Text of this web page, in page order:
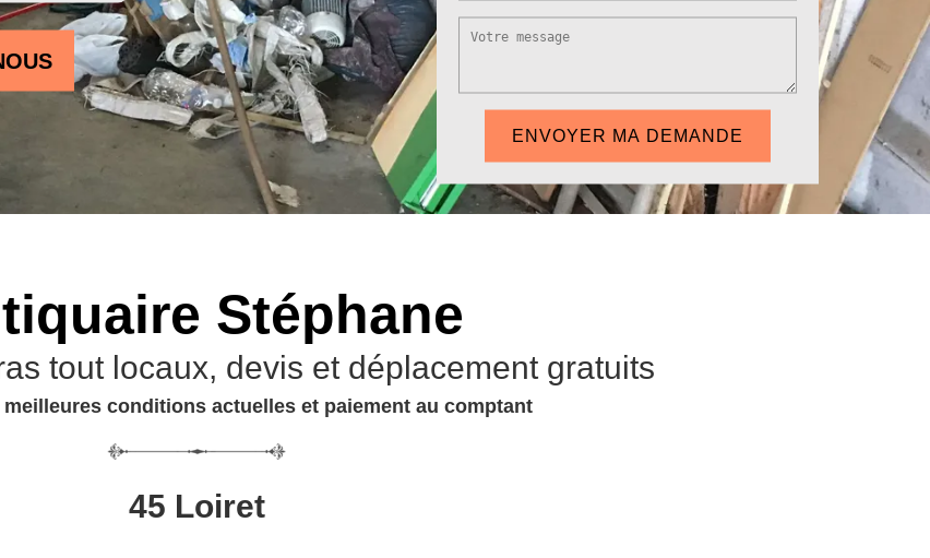
Stéphane
tout locaux, devis et déplacement gratuits
conditions actuelles et paiement au comptant
45 Loiret